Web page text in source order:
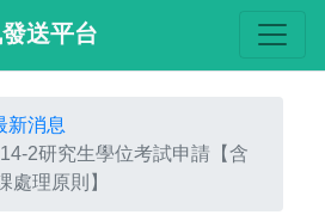
送平台
新消息
2研究生學位考試申請【含
處理原則】